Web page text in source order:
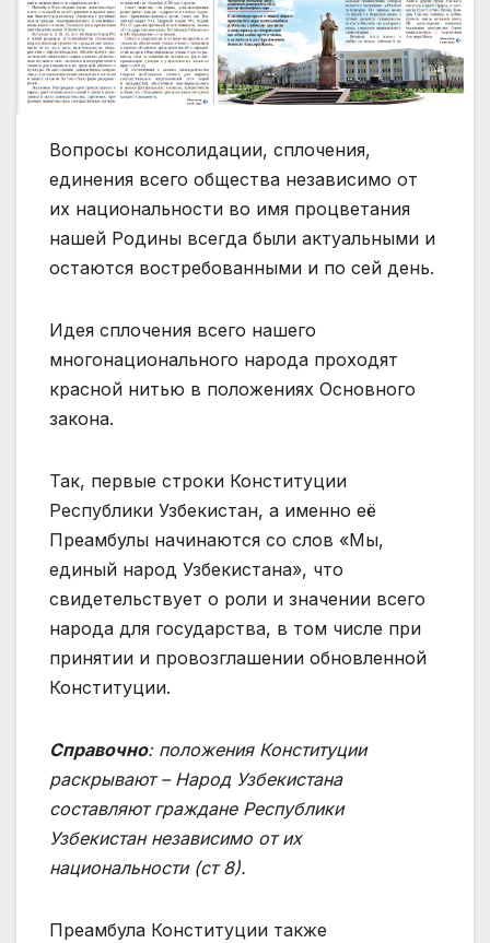
Вопросы консолидации, сплочения,
единения всего общества независимо от
их национальности во имя процветания
нашей Родины всегда были актуальными и
остаются востребованными и по сей день.
Идея сплочения всего нашего
многонационального народа проходят
красной нитью в положениях Основного
закона.
Так, первые строки Конституции
Республики Узбекистан, а именно её
Преамбулы начинаются со слов «Мы,
единый народ Узбекистана», что
свидетельствует о роли и значении всего
народа для государства, в том числе при
принятии и провозглашении обновленной
Конституции.
Справочно: положения Конституции
раскрывают – Народ Узбекистана
составляют граждане Республики
Узбекистан независимо от их
национальности (ст 8).
Преамбула Конституции также